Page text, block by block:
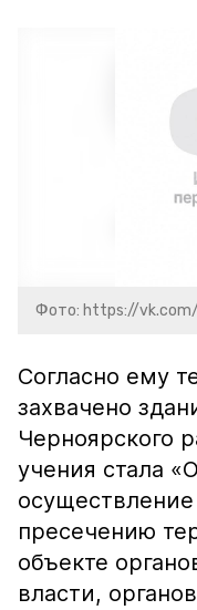
Фото: https://
Согласно ему
захвачено
Черноярского
учения стала
пресечению
объекте
власти,